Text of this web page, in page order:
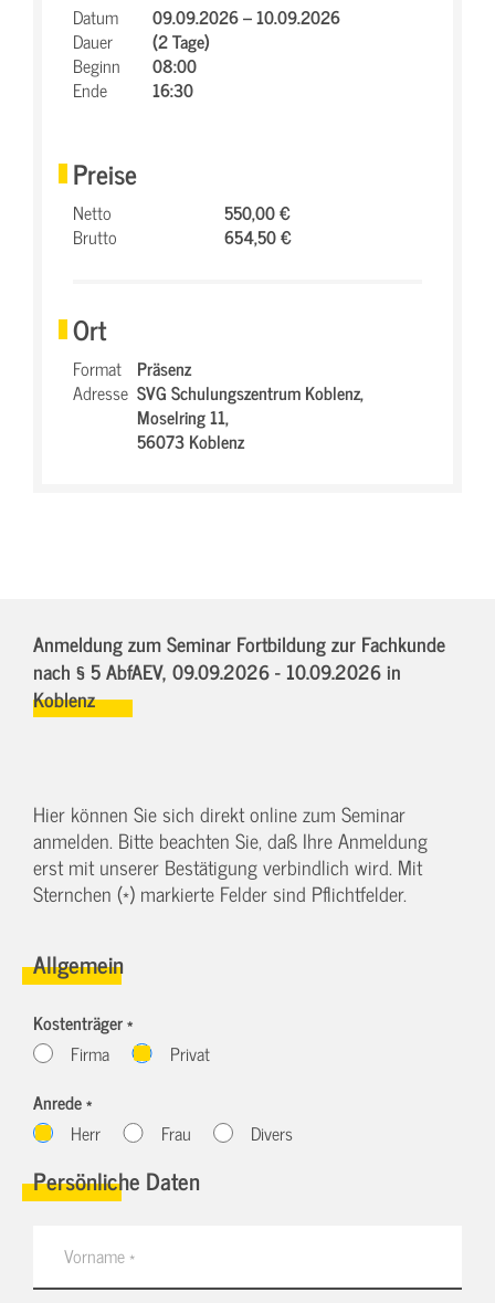
Datum
09.09.2026 – 10.09.2026
Dauer
(2 Tage)
Beginn
08:00
Ende
16:30
Preise
Netto
550,00 €
Brutto
654,50 €
Ort
Format Präsenz
Adresse SVG Schulungszentrum Koblenz,
Moselring 11,
56073 Koblenz
Anmeldung zum Seminar Fortbildung zur Fachkunde
nach § 5 AbfAEV, 09.09.2026 - 10.09.2026in
Koblenz
Hier können Sie sich direkt online zum Seminar
anmelden. Bitte beachten Sie, daß Ihre Anmeldung
erst mit unserer Bestätigung verbindlich wird. Mit
Sternchen (*) markierte Felder sind Pflichtfelder.
Allgemein
Kostenträger *
Firma
Privat
Anrede *
Herr
Frau Divers
Persönliche Daten